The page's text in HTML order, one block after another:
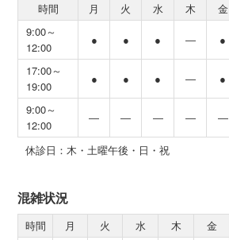
時間 月 火 水 木 金
9:00～
12:00
● ● ● ― ●
17:00～
19:00
● ● ● ― ●
9:00～
12:00
― ― ― ― ―
休診日：木・土曜午後・日・祝
混雑状況
時間 月 火 水 木 金